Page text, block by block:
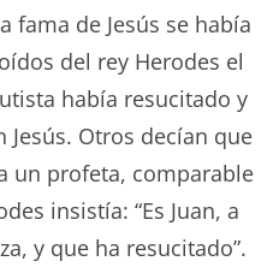
fama de Jesús se había
del rey Herodes el
había resucitado y
Jesús. Otros decían que
un profeta, comparable
insistía: “Es Juan, a
y que ha resucitado”.